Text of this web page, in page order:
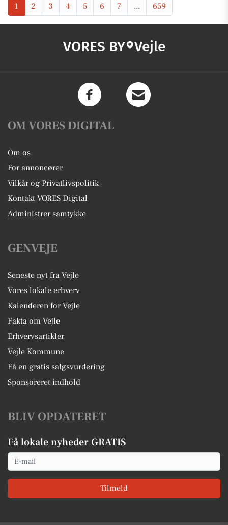
1 2 3 4 5 6 7 ... 659
VORES BY Vejle
OM VORES DIGITAL
Om os
For annoncører
Vilkår og Privatlivspolitik
Kontakt VORES Digital
Administrer samtykke
GENVEJE
Seneste nyt fra Vejle
Vores lokale erhverv
Kalenderen for Vejle
Fakta om Vejle
Erhvervsartikler
Vejle Kommune
Få en gratis salgsvurdering
Sponsoreret indhold
BLIV OPDATERET
Få lokale nyheder GRATIS
Email
Tilmeld